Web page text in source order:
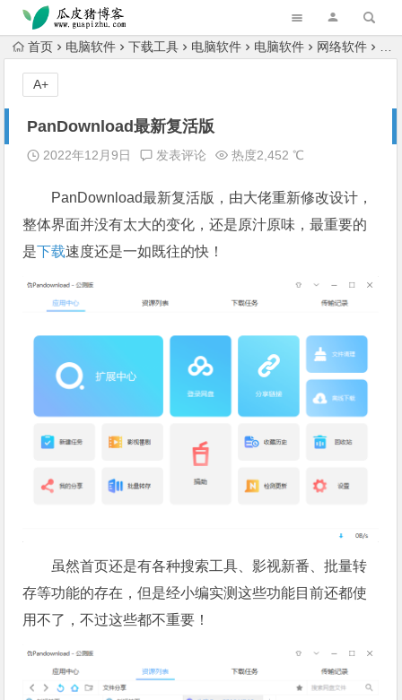
跳转到主内容
首页 电脑软件 下载工具 电脑软件 电脑软件 网络软件
PanDownload最新复活版
2022年12月9日 发表评论 热度2,452 ℃
PanDownload最新复活版，由大佬重新修改设计，
整体界面并没有太大的变化，还是原汁原味，最重要的
是下载速度还是一如既往的快！
虽然首页还是有各种搜索工具、影视新番、批量转
存等功能的存在，但是经小编实测这些功能目前还都使
用不了，不过这些都不重要！
A+